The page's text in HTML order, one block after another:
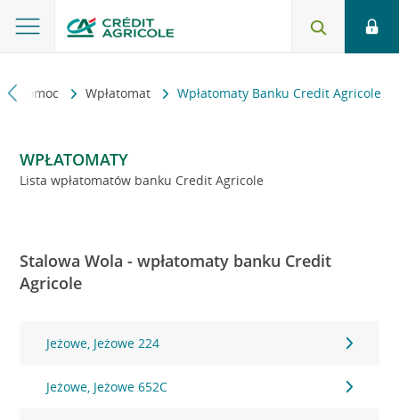
i pomoc Wpłatomat Wpłatomaty Banku Credit Agricole
WPŁATOMATY
Lista wpłatomatów banku Credit Agricole
Stalowa Wola - wpłatomaty banku Credit
Agricole
Jeżowe, Jeżowe 224
Jeżowe, Jeżowe 652C